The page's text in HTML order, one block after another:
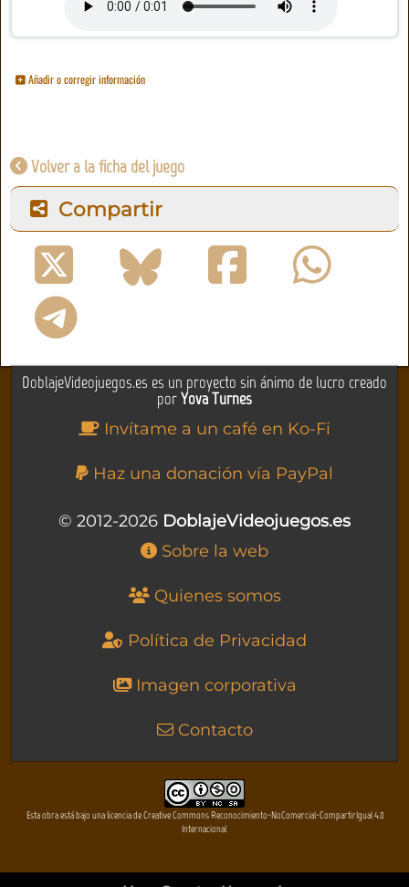
Añadir o corregir información
Volver a la ficha del juego
Compartir
DoblajeVideojuegos.es es un proyecto sin ánimo de lucro creado
porYova Turnes
Invítame a un café en Ko-Fi
Haz una donación vía PayPal
© 2012-2026 DoblajeVideojuegos.es
Sobre la web
Quienes somos
Política de Privacidad
Imagen corporativa
Contacto
Esta obra está bajo una licencia de Creative Commons Reconocimiento-NoComercial-CompartirIgual 4.0
Internacional